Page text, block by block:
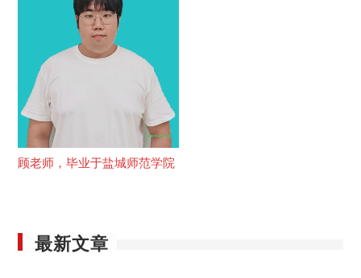
顾老师，毕业于盐城师范学院
最新文章